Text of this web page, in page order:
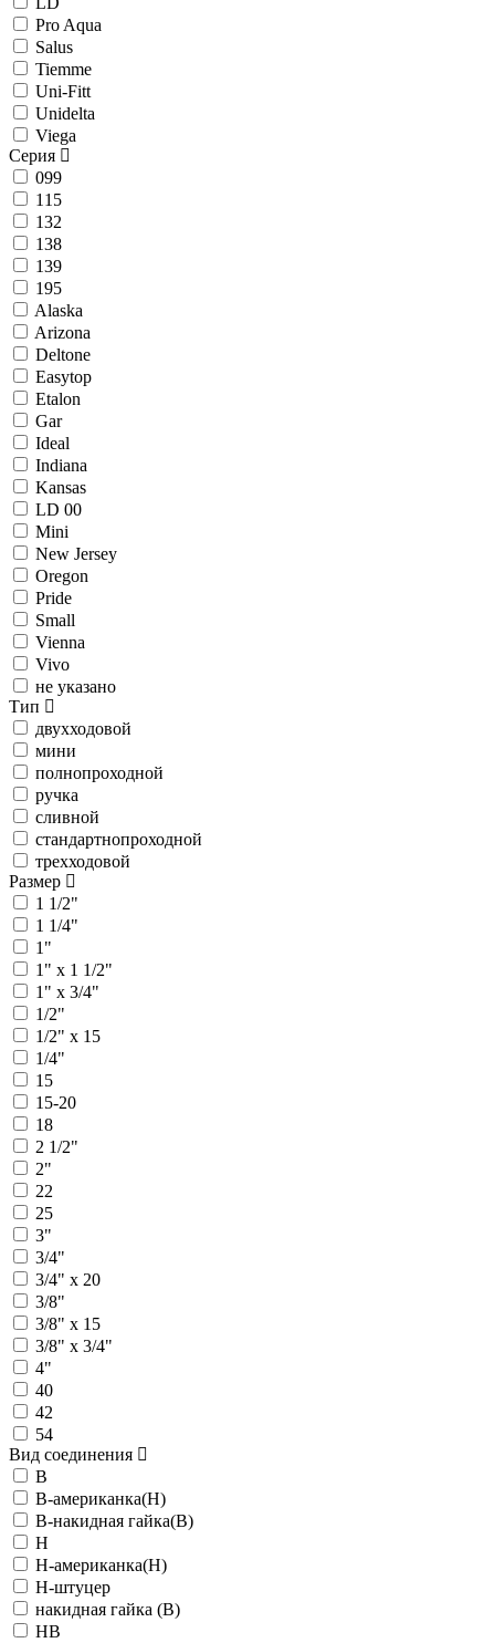
Pro Aqua
Salus
Tiemme
Uni-Fitt
Unidelta
Viega
Серия
099
115
132
138
139
195
Alaska
Arizona
Deltone
Easytop
Etalon
Gar
Ideal
Indiana
Kansas
LD 00
Mini
New Jersey
Oregon
Pride
Small
Vienna
Vivo
не указано
Тип
двухходовой
мини
полнопроходной
ручка
сливной
стандартнопроходной
трехходовой
Размер
1 1/2"
1 1/4"
1"
1" х 1 1/2"
1" х 3/4"
1/2"
1/2" х 15
1/4"
15
15-20
18
2 1/2"
2"
22
25
3"
3/4"
3/4" х 20
3/8"
3/8" х 15
3/8" х 3/4"
4"
40
42
54
Вид соединения
В
В-американка(Н)
В-накидная гайка(В)
Н
Н-американка(Н)
Н-штуцер
накидная гайка (В)
НВ